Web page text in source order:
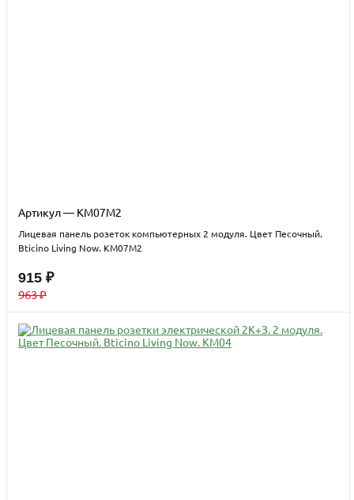
Артикул — KM07M2
Лицевая панель розеток компьютерных 2 модуля. Цвет Песочный.
Bticino Living Now. KM07M2
915 ₽
963 ₽